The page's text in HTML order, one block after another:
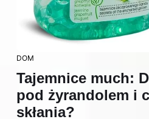
DOM
Tajemnice much:
pod żyrandolem i
skłania?